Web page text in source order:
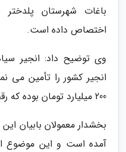
باغات شهرستان
اختصاص داده است.
انجیر کشور را تأمین می
200 میلیارد تومان بوده که رقم بسیار بالایی است.
بخشدار معمولان بابیان
آمده است و این موضوع